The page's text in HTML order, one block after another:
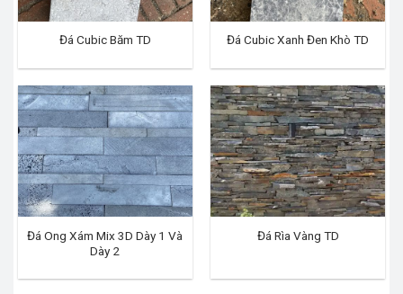
Đá Cubic Băm TD Đá Cubic Xanh Đen Khò TD
Đá Ong Xám Mix 3D Dày 1 Và
Dày 2
Đá Rìa Vàng TD